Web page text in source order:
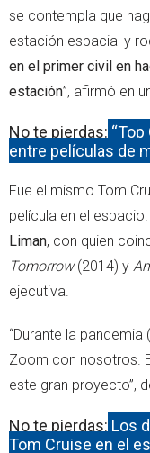
se contempla que
estación espacial y
en el primer civil en
estación”, afirmó en
No te pierdas:
entre películas de
Fue el mismo Tom
película en el
Liman, con quien
Tomorrow(2014) y
ejecutiva.
“Durante la
Zoom con nosotros.
este gran proyecto”,
No te pierdas: Los
Tom Cruise en el